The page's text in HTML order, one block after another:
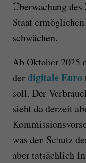
Überwachung
Staat
schwächen.
Ab Oktober 2025
derdigitale Euro
soll. Der
sieht da derzeit
was den Schutz
aber tatsächlich